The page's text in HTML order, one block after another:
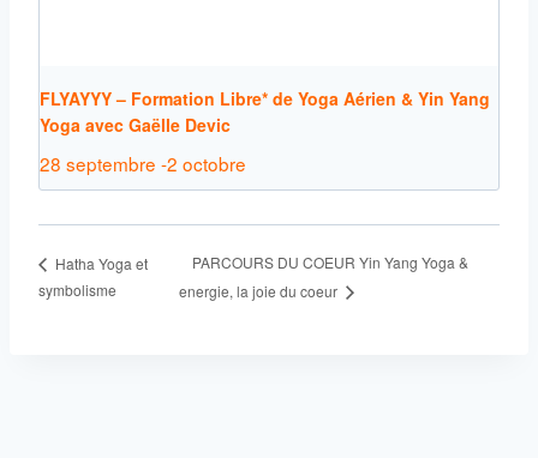
FLYAYYY – Formation Libre* de Yoga Aérien & Yin Yang
Yoga avec Gaëlle Devic
28 septembre -2 octobre
Hatha Yoga et
symbolisme
PARCOURS DU COEUR Yin Yang Yoga &
energie, la joie du coeur